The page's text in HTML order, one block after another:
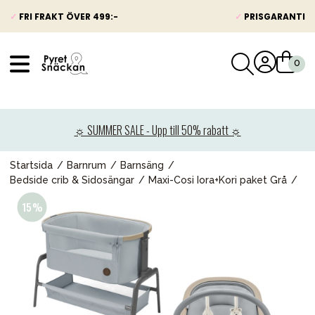
✓ FRI FRAKT ÖVER 499:- ✓ PRISGARANTI
☼ SUMMER SALE - Upp till 50% rabatt ☼
Startsida Barnrum
Barnsäng
Bedside crib & Sidosängar
Maxi-Cosi Iora+Kori paket Grå
Barnvagnar
Bilbarnstolar
Barn & Baby
Leksaker
Förälder
Möbler & bädd